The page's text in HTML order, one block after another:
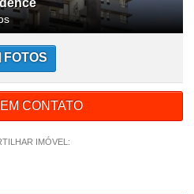
FOTOS
CONTATO
IMÓVEL: